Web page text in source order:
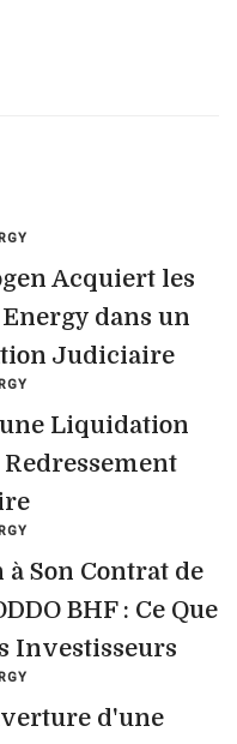
Acquiert les
dans un
Judiciaire
Liquidation
Son Contrat de
BHF : Ce Que
Investisseurs
d'une